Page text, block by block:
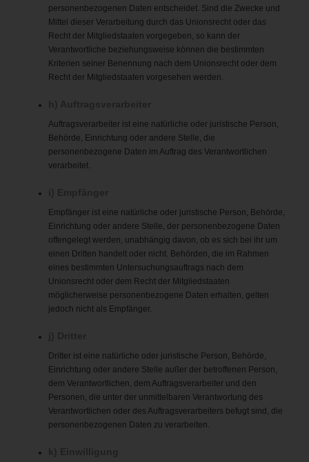
personenbezogenen Daten entscheidet. Sind die Zwecke und
Mittel dieser Verarbeitung durch das Unionsrecht oder das
Recht der Mitgliedstaaten vorgegeben, so kann der
Verantwortliche beziehungsweise können die bestimmten
Kriterien seiner Benennung nach dem Unionsrecht oder dem
Recht der Mitgliedstaaten vorgesehen werden.
Auftragsverarbeiter ist eine natürliche oder juristische Person,
Behörde, Einrichtung oder andere Stelle, die
personenbezogene Daten im Auftrag des Verantwortlichen
verarbeitet.
Empfänger ist eine natürliche oder juristische Person, Behörde,
Einrichtung oder andere Stelle, der personenbezogene Daten
offengelegt werden, unabhängig davon, ob es sich bei ihr um
einen Dritten handelt oder nicht. Behörden, die im Rahmen
eines bestimmten Untersuchungsauftrags nach dem
Unionsrecht oder dem Recht der Mitgliedstaaten
möglicherweise personenbezogene Daten erhalten, gelten
jedoch nicht als Empfänger.
Dritter ist eine natürliche oder juristische Person, Behörde,
Einrichtung oder andere Stelle außer der betroffenen Person,
dem Verantwortlichen, dem Auftragsverarbeiter und den
Personen, die unter der unmittelbaren Verantwortung des
Verantwortlichen oder des Auftragsverarbeiters befugt sind, die
personenbezogenen Daten zu verarbeiten.